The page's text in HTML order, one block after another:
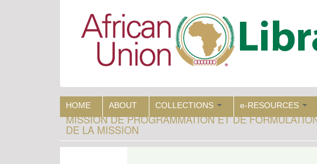
HOME ABOUT COLLECTIONS e-RESOURCES
MISSION DE PROGRAMMATION ET DE
DE LA MISSION